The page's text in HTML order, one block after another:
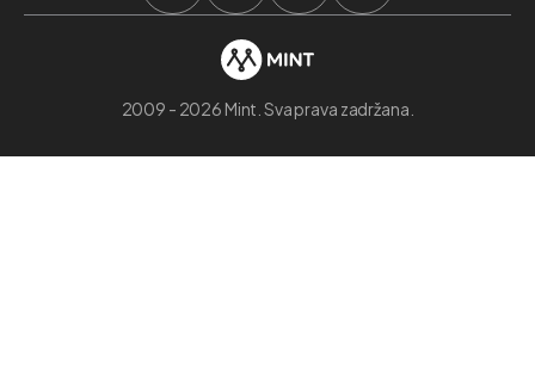
2009 - 2026 Mint. Sva prava zadržana.